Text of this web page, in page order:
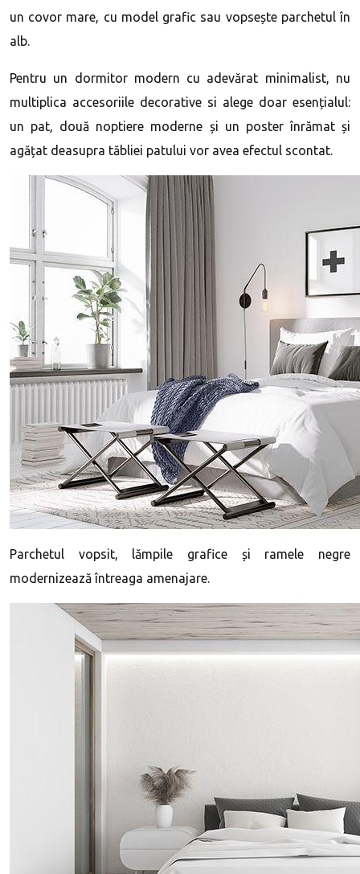
un covor mare, cu model grafic sau vopsește parchetul în
alb.
Pentru un dormitor modern cu adevărat minimalist, nu
multiplica accesoriile decorative si alege doar esențialul:
un pat, două noptiere moderne și un poster înrămat și
agățat deasupra tăbliei patului vor avea efectul scontat.
Parchetul vopsit, lămpile grafice și ramele negre
modernizează întreaga amenajare.